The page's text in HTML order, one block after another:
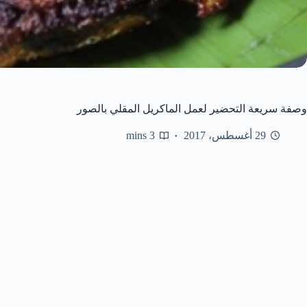
وصفة سريعة التحضير لعمل الماكريل المقلي بالصور
29 أغسطس، 2017 3 mins